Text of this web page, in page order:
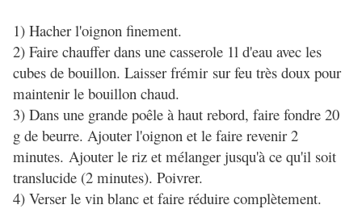
1) Hacher l'oignon finement.
2) Faire chauffer dans une casserole 1l d'eau avec les
cubes de bouillon. Laisser frémir sur feu très doux pour
maintenir le bouillon chaud.
3) Dans une grande poêle à haut rebord, faire fondre 20
g de beurre. Ajouter l'oignon et le faire revenir 2
minutes. Ajouter le riz et mélanger jusqu'à ce qu'il soit
translucide (2 minutes). Poivrer.
4) Verser le vin blanc et faire réduire complètement.